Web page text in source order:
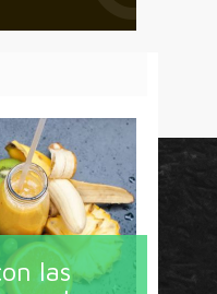
las
en estrategias,
enfoque en México
lo imprescindible